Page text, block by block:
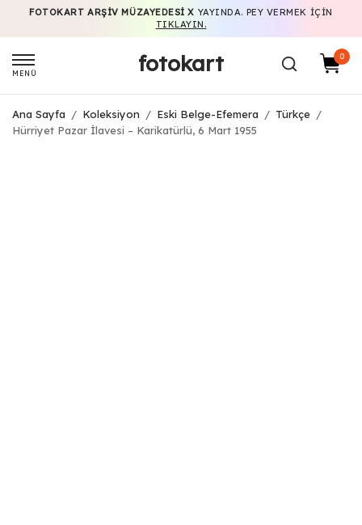
FOTOKART ARŞIV MÜZAYEDESI X YAYINDA. PEY VERMEK IÇIN
TIKLAYIN.
MENÜ fotokart 0
Ana Sayfa / Koleksiyon / Eski Belge-Efemera / Türkçe /
Hürriyet Pazar İlavesi – Karikatürlü, 6 Mart 1955